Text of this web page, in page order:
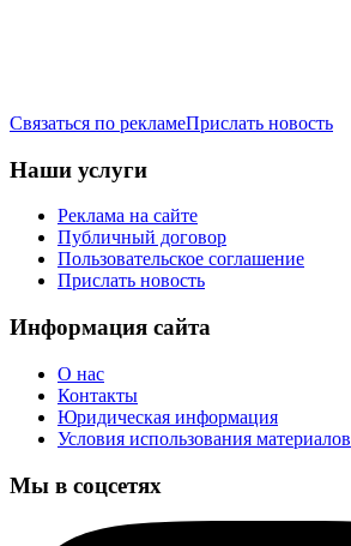
Связаться по рекламеПрислать новость
Наши услуги
Реклама на сайте
Публичный договор
Пользовательское соглашение
Прислать новость
Информация сайта
О нас
Контакты
Юридическая информация
Условия использования материалов
Мы в соцсетях